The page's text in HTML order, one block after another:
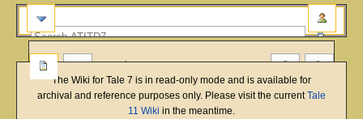
The Wiki for Tale 7 is in read-only mode and is available for
archival and reference purposes only. Please visit the currentTale
11 Wiki in the meantime.
more